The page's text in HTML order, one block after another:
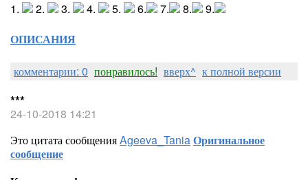
1.
2. 3. 4. 5. 6. 7. 8.
9.
ОПИСАНИЯ
комментарии: 0 понравилось! вверх^ к полной версии
***
24-10-2018 14:21
Это цитата сообщенияAgeeva_TaniaОригинальное
сообщение